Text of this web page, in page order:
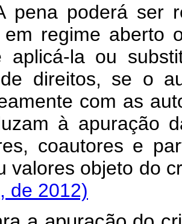
poderá ser
em regime aberto
aplicá-la ou
direitos, se o
com as
à apuração
coautores e
valores
de 2012)